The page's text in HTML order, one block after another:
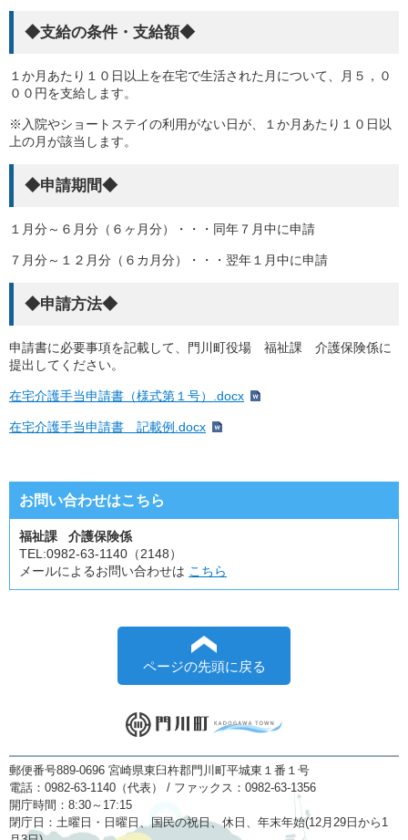
◆支給の条件・支給額◆
１か月あたり１０日以上を在宅で生活された月について、 月 ５，０
００円を支給します。
※入院やショートステイの利用がない日が、１か月あたり１０日以
上の月が該当します。
◆申請期間◆
１月分～６月分（６ヶ月分）・・・同年７月中に申請
７月分～１２月分（６カ月分）・・・翌年１月中に申請
◆申請方法◆
申請書に必要事項を記載して、門川町役場 福祉課 介護保険係に
提出してください。
在宅介護手当申請書（様式第１号）.docx
在宅介護手当申請書 記載例.docx
お問い合わせはこちら
福祉課 介護保険係
TEL:0982-63-1140（2148）
メールによるお問い合わせは こちら
ページの先頭に戻る
郵便番号889-0696 宮崎県東臼杵郡門川町平城東１番１号
電話：0982-63-1140（代表） / ファックス：0982-63-1356
開庁時間：8:30～17:15
閉庁日：土曜日・日曜日、国民の祝日、休日、年末年始(12月29日から1